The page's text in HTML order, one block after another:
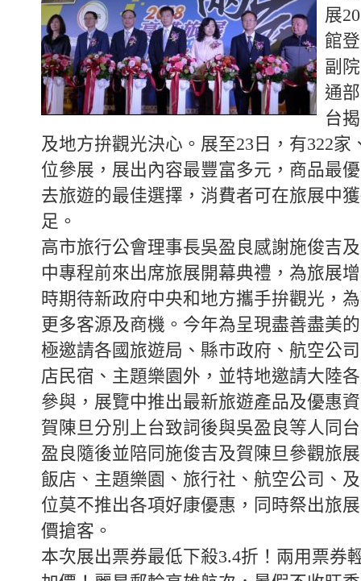
展
館
副
通
台
及地方拚觀光決心。展至23日，有322家
位參展，展出內容最豐富多元，商品最
去旅遊的最佳選擇，消費者可在旅展中
足。
高市旅行公會理事長吳盈良感謝施俊吉
中專程前來出席旅展開幕典禮，為旅展
時期待新政府中央和地方攜手拚觀光，
更多客源及商機。今年為呈現盡善盡美
極邀請各國旅遊局、縣市政府、航空公
店民宿、主題樂園外，並特地邀請大陸
參與，展覽中推出最新旅遊產品及優惠
賀陳旦分別上台致詞後與吳盈良等人同
盈良隨後並陪同施俊吉及賀陳旦參觀旅
飯店、主題樂園、旅行社、航空公司、
位莫不推出各項好康優惠，同時祭出旅
價搶客。
本次展出票券最低下殺3.4折！兩用票券